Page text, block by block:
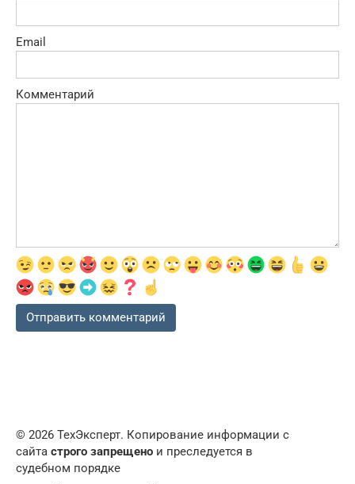
Email
Комментарий
© 2026 ТехЭксперт. Копирование информации с
сайта строго запрещено и преследуется в
судебном порядке